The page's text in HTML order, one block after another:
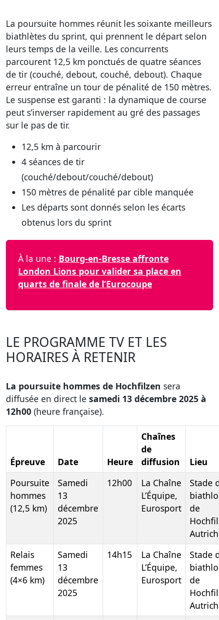
La poursuite hommes réunit les soixante meilleurs
biathlètes du sprint, qui prennent le départ selon
leurs temps de la veille. Les concurrents
parcourent 12,5 km ponctués de quatre séances
de tir (couché, debout, couché, debout). Chaque
erreur entraîne un tour de pénalité de 150 mètres.
Le suspense est garanti : la dynamique de course
peut s’inverser rapidement au gré des passages
sur le pas de tir.
12,5 km à parcourir
4 séances de tir
(couché/debout/couché/debout)
150 mètres de pénalité par cible manquée
Les départs sont donnés selon les écarts
obtenus lors du sprint
À la une : Bourg-en-Bresse affronte
London Lions pour valider sa place en
quarts de finale de l’Eurocoupe
LE PROGRAMME TV ET LES
HORAIRES À RETENIR
La poursuite hommes de Hochfilzen sera
diffusée en direct le samedi 13 décembre 2025 à
12h00 (heure française).
Épreuve Date Heure
Chaînes
de
diffusion
Lieu
Poursuite
hommes
(12,5 km)
Samedi
13
décembre
2025
12h00
La Chaîne
L’Équipe,
Eurosport
Stade
de
Relais
femmes
(4×6 km)
Samedi
13
décembre
2025
14h15
La Chaîne
L’Équipe,
Eurosport
Stade
de